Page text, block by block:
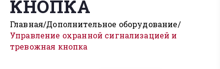
КНОПКА
Главная Дополнительное оборудование
Управление охранной сигнализацией и
тревожная кнопка